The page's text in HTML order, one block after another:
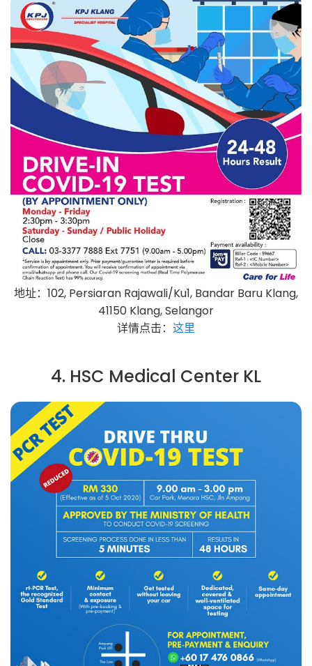
地址：102, Persiaran Rajawali/Ku1, Bandar Baru Klang,
41150 Klang, Selangor
详情点击： 这里
4. HSC Medical Center KL